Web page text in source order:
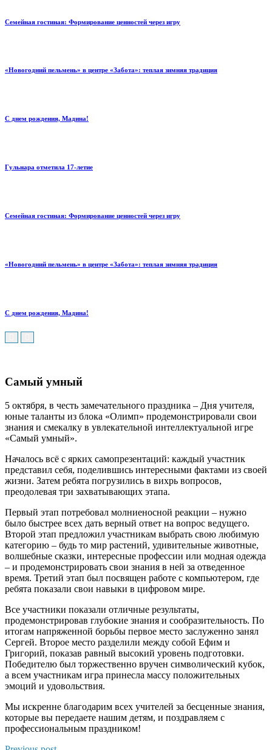
Семейная гостиная: Формирование ценностей через игру
«Новогодний пельмень» в центре «Забота»: теплая зимняя традиция
С днем рождения, Мадина!
Гульнара отметила 17‑летие
Семейная гостиная: Формирование ценностей через игру
«Новогодний пельмень» в центре «Забота»: теплая зимняя традиция
С днем рождения, Мадина!
Самый умный
5 октября, в честь замечательного праздника – Дня учителя,
юные таланты из блока «Олимп» продемонстрировали свои
знания и смекалку в увлекательной интеллектуальной игре
«Самый умный».
Началось всё с ярких самопрезентаций: каждый участник
представил себя, поделившись интересными фактами из своей
жизни. Затем ребята погрузились в вихрь вопросов,
преодолевая три захватывающих этапа.
Первый этап потребовал молниеносной реакции – нужно
было быстрее всех дать верный ответ на вопрос ведущего.
Второй этап предложил участникам выбрать свою любимую
категорию – будь то мир растений, удивительные животные,
волшебные сказки, интересные профессии или модная одежда
– и продемонстрировать свои знания в ней за отведенное
время. Третий этап был посвящен работе с компьютером, где
ребята показали свои навыки в цифровом мире.
Все участники показали отличные результаты,
продемонстрировав глубокие знания и сообразительность. По
итогам напряженной борьбы первое место заслуженно занял
Сергей. Второе место разделили между собой Ефим и
Григорий, показав равный высокий уровень подготовки.
Победителю был торжественно вручен символический кубок,
а всем участникам игра принесла массу положительных
эмоций и удовольствия.
Мы искренне благодарим всех учителей за бесценные знания,
которые вы передаете нашим детям, и поздравляем с
профессиональным праздником!